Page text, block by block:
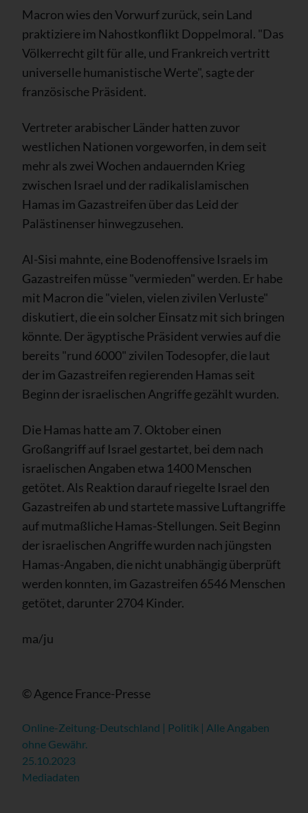
Macron wies den Vorwurf zurück, sein Land
praktiziere im Nahostkonflikt Doppelmoral. "Das
Völkerrecht gilt für alle, und Frankreich vertritt
universelle humanistische Werte", sagte der
französische Präsident.
Vertreter arabischer Länder hatten zuvor
westlichen Nationen vorgeworfen, in dem seit
mehr als zwei Wochen andauernden Krieg
zwischen Israel und der radikalislamischen
Hamas im Gazastreifen über das Leid der
Palästinenser hinwegzusehen.
Al-Sisi mahnte, eine Bodenoffensive Israels im
Gazastreifen müsse "vermieden" werden. Er habe
mit Macron die "vielen, vielen zivilen Verluste"
diskutiert, die ein solcher Einsatz mit sich bringen
könnte. Der ägyptische Präsident verwies auf die
bereits "rund 6000" zivilen Todesopfer, die laut
der im Gazastreifen regierenden Hamas seit
Beginn der israelischen Angriffe gezählt wurden.
Die Hamas hatte am 7. Oktober einen
Großangriff auf Israel gestartet, bei dem nach
israelischen Angaben etwa 1400 Menschen
getötet. Als Reaktion darauf riegelte Israel den
Gazastreifen ab und startete massive Luftangriffe
auf mutmaßliche Hamas-Stellungen. Seit Beginn
der israelischen Angriffe wurden nach jüngsten
Hamas-Angaben, die nicht unabhängig überprüft
werden konnten, im Gazastreifen 6546 Menschen
getötet, darunter 2704 Kinder.
ma/ju
© Agence France-Presse
Online-Zeitung-Deutschland | Politik | Alle Angaben
ohne Gewähr.
25.10.2023
Mediadaten